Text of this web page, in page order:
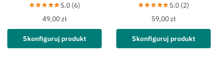
5.0 (6)
49,00zł
Skonfiguruj produkt
5.0 (2)
59,00zł
Skonfiguruj produkt